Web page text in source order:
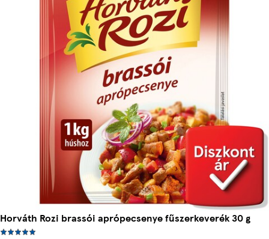
Horváth Rozi brassói aprópecsenye fűszerkeverék 30 g